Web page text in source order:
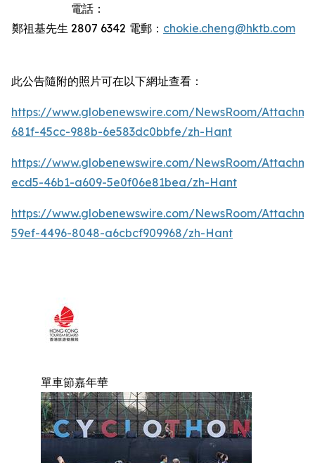
鄭祖基先生
電話：
2807 6342 電郵： chokie.cheng@hktb.com
此公告隨附的照片可在以下網址查看：
https://www.globenewswire.com/NewsRoom/
681f-45cc-988b-6e583dc0bbfe/zh-Hant
https://www.globenewswire.com/NewsRoom/
ecd5-46b1-a609-5e0f06e81bea/zh-Hant
https://www.globenewswire.com/NewsRoom/
59ef-4496-8048-a6cbcf909968/zh-Hant
單車節嘉年華